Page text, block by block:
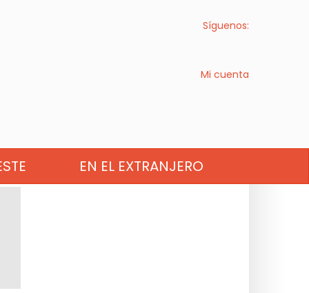
Síguenos:
Mi cuenta
EN EL EXTRANJERO